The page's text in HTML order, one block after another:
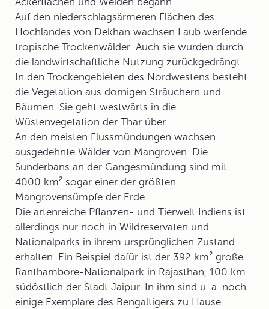
Auf den niederschlagsärmeren Flächen des
Hochlandes von Dekhan wachsen Laub werfende
tropische Trockenwälder. Auch sie wurden durch
die landwirtschaftliche Nutzung zurückgedrängt.
In den Trockengebieten des Nordwestens besteht
die Vegetation aus dornigen Sträuchern und
Bäumen. Sie geht westwärts in die
Wüstenvegetation der Thar über.
An den meisten Flussmündungen wachsen
ausgedehnte Wälder von Mangroven. Die
Sunderbans an der Gangesmündung sind mit
4000 km² sogar einer der größten
Mangrovensümpfe der Erde.
Die artenreiche Pflanzen- und Tierwelt Indiens ist
allerdings nur noch in Wildreservaten und
Nationalparks in ihrem ursprünglichen Zustand
erhalten. Ein Beispiel dafür ist der 392 km² große
Ranthambore-Nationalpark in Rajasthan, 100 km
südöstlich der Stadt Jaipur. In ihm sind u. a. noch
einige Exemplare des Bengaltigers zu Hause.